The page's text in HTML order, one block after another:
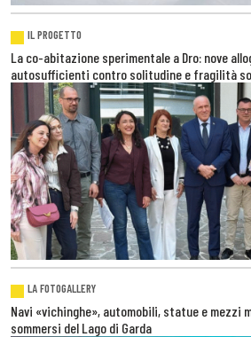
IL PROGETTO
La co-abitazione sperimentale a Dro: nove
autosufficienti contro solitudine e fragilità
LA FOTOGALLERY
Navi «vichinghe», automobili, statue e mezzi
sommersi del Lago di Garda